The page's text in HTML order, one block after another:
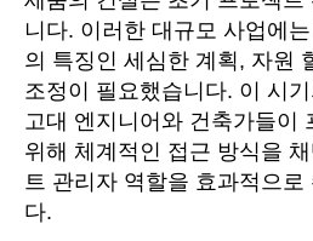
니다. 이러한 대규모 사업에
의 특징인 세심한 계획, 자원
조정이 필요했습니다. 이 시
고대 엔지니어와 건축가들이
위해 체계적인 접근 방식을
트 관리자 역할을 효과적으로
다.